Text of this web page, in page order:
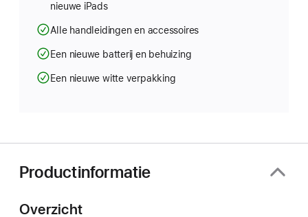
nieuwe iPads
Alle handleidingen en accessoires
Een nieuwe batterij en behuizing
Een nieuwe witte verpakking
Productinformatie
Overzicht